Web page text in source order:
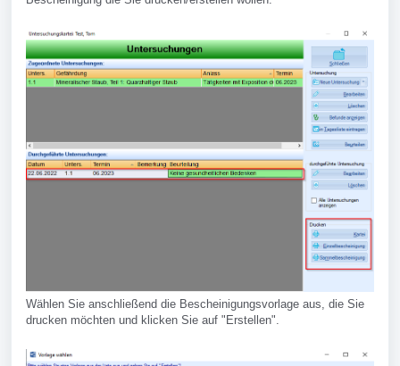
Wählen Sie anschließend die Bescheinigungsvorlage aus, die Sie
drucken möchten und klicken Sie auf "Erstellen".